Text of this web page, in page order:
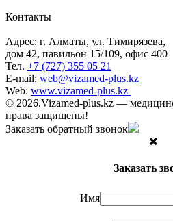
Контакты
Адрес: г. Алматы, ул. Тимирязева,
дом 42, павильон 15/109, офис 400
Тел. +7 (727) 355 05 21
E-mail: web@vizamed-plus.kz
Web: www.vizamed-plus.kz
© 2026.Vizamed-plus.kz —
права защищены!
Заказать обратный звонок
Заказать
Имя